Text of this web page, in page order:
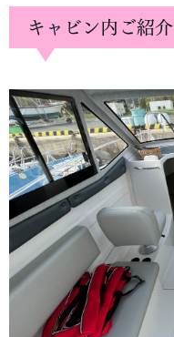
キャビン内ご紹介